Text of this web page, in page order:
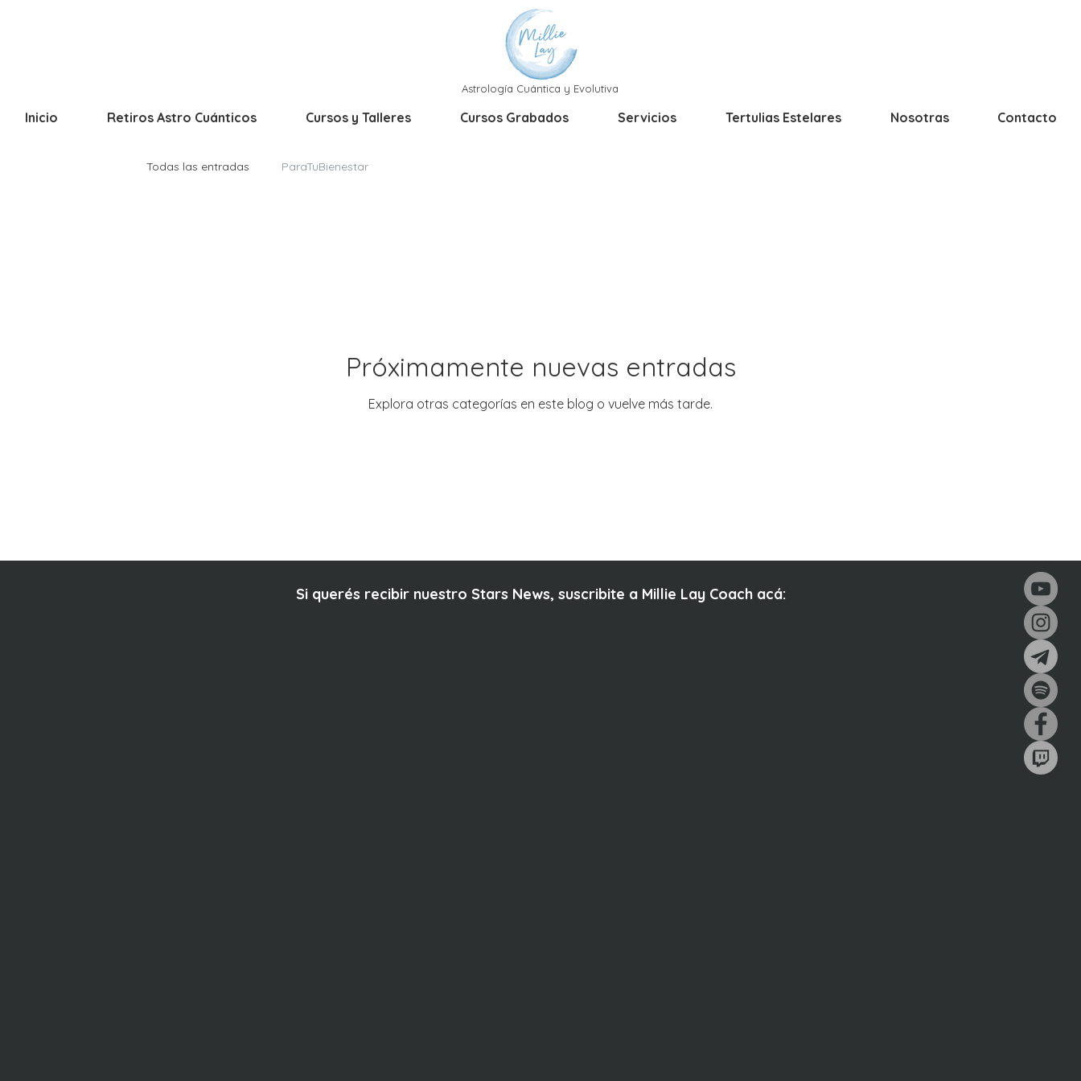
Astrología Cuántica y Evolutiva
Inicio Retiros Astro Cuánticos Cursos y Talleres Cursos Grabados Servicios Tertulias Estelares Nosotras Contacto
Todas las entradas ParaTuBienestar
Próximamente nuevas entradas
Explora otras categorías en este blog o vuelve más tarde.
Si querés recibir nuestro Stars News, suscribite a Millie Lay Coach acá: